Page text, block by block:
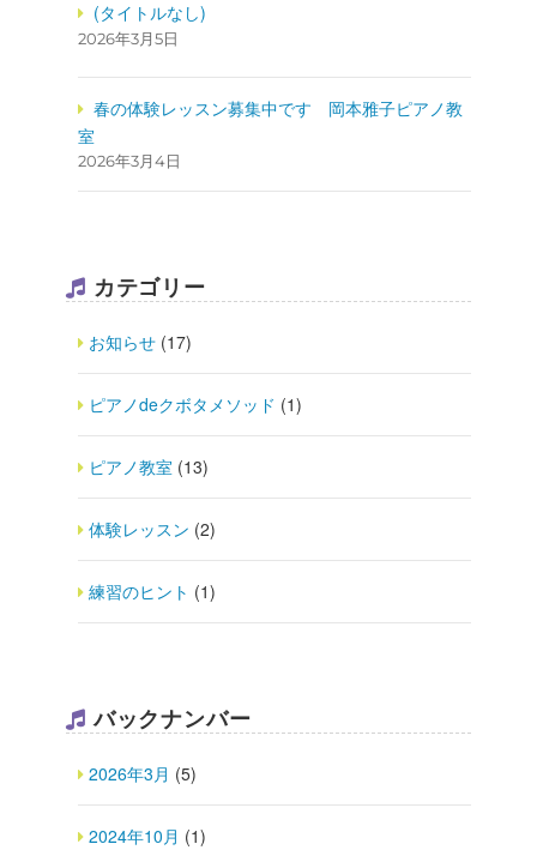
(タイトルなし)
2026年3月5日
春の体験レッスン募集中です
岡本雅子ピアノ教
室
2026年3月4日
カテゴリー
お知らせ(17)
ピアノdeクボタメソッド (1)
ピアノ教室 (13)
体験レッスン (2)
練習のヒント (1)
バックナンバー
2026年3月 (5)
2024年10月 (1)